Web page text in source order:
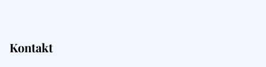
Kontakt